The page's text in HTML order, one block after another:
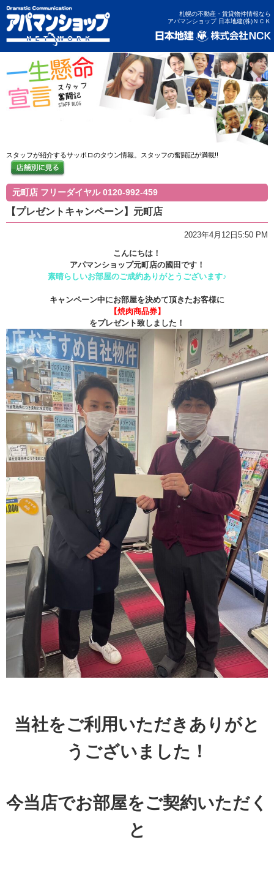
札幌の不動産・賃貸物件情報なら
アパマンショップ 日本地建(株)ＮＣＫ
一生懸命宣言 スタッフ奮闘記
スタッフが紹介するサッポロのタウン情報。スタッフの奮闘記が満載!!
元町店 フリーダイヤル 0120-992-459
【プレゼントキャンペーン】元町店
2023年4月12日5:50 PM
こんにちは！
アパマンショップ元町店の國田です！
素晴らしいお部屋のご成約ありがとうございます♪
キャンペーン中にお部屋を決めて頂きたお客様に
【焼肉商品券】
をプレゼント致しました！
当社をご利用いただきありがと
うございました！
今当店でお部屋をご契約いただく
と